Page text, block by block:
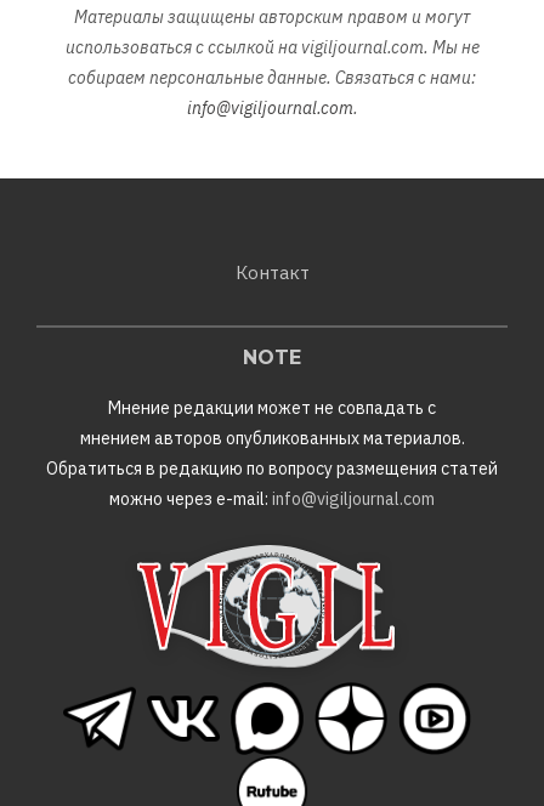
Материалы защищены авторским правом и могут
использоваться с ссылкой на vigiljournal.com. Мы не
собираем персональные данные. Связаться с нами:
info@vigiljournal.com.
Контакт
NOTE
Мнение редакции может не совпадать с
мнением авторов опубликованных материалов.
Обратиться в редакцию по вопросу размещения статей
можно через e-mail: info@vigiljournal.com